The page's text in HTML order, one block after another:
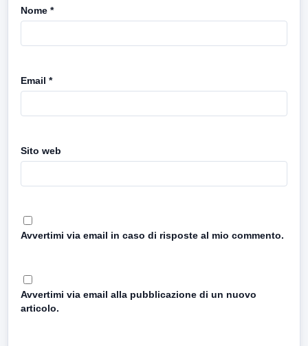
Nome *
Email *
Sito web
Avvertimi via email in caso di risposte al mio commento.
Avvertimi via email alla pubblicazione di un nuovo
articolo.